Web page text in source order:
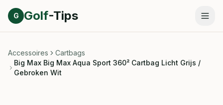
Direct naar inhoud
G Golf-Tips
Accessoires
Cartbags
Big Max Big Max Aqua Sport 360² Cartbag Licht Grijs /
Gebroken Wit